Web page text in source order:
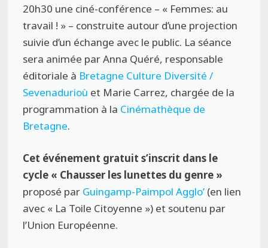
20h30 une ciné-conférence – « Femmes: au
travail ! » – construite autour d’une projection
suivie d’un échange avec le public. La séance
sera animée par Anna Quéré, responsable
éditoriale à Bretagne Culture Diversité /
Sevenadurioù et Marie Carrez, chargée de la
programmation à la Cinémathèque de
Bretagne.
Cet événement gratuit s’inscrit dans le
cycle « Chausser les lunettes du genre »
proposé par Guingamp-Paimpol Agglo’ (en lien
avec « La Toile Citoyenne ») et soutenu par
l’Union Européenne.